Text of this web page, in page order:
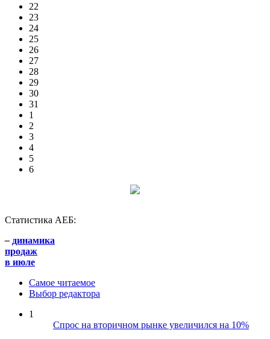
22
23
24
25
26
27
28
29
30
31
1
2
3
4
5
6
Статистика АЕБ:
– динамика
продаж
в июле
Самое читаемое
Выбор редактора
1
Спрос на вторичном рынке увеличился на 10%